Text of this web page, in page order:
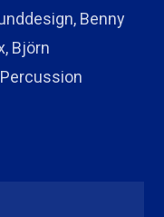
Benny
Björn